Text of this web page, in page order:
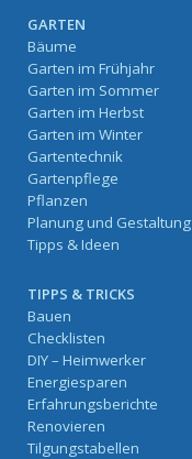
GARTEN
Bäume
Garten im Frühjahr
Garten im Sommer
Garten im Herbst
Garten im Winter
Gartentechnik
Gartenpflege
Pflanzen
Planung und Gestaltung
Tipps & Ideen
TIPPS & TRICKS
Bauen
Checklisten
DIY – Heimwerker
Energiesparen
Erfahrungsberichte
Renovieren
Tilgungstabellen